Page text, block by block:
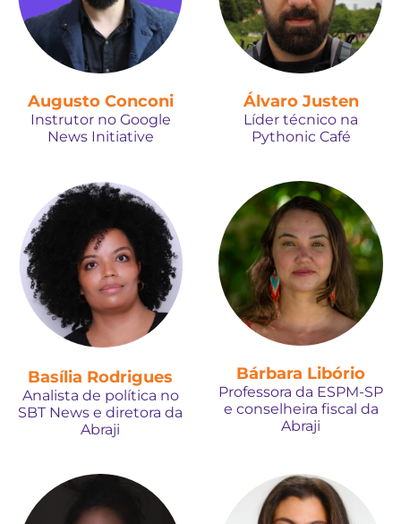
Augusto Conconi
Instrutor no Google
News Initiative
Álvaro Justen
Líder técnico na
Pythonic Café
Basília Rodrigues
Analista de política no
SBT News e diretora da
Abraji
Bárbara Libório
Professora da ESPM-SP
e conselheira fiscal da
Abraji